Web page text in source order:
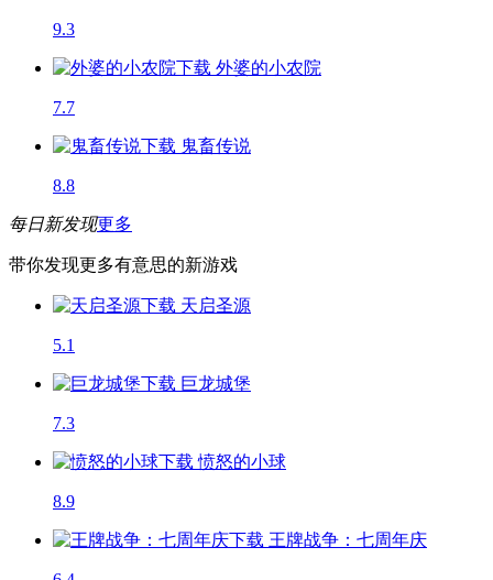
9.3
外婆的小农院
7.7
鬼畜传说
8.8
每日新发现更多
带你发现更多有意思的新游戏
天启圣源
5.1
巨龙城堡
7.3
愤怒的小球
8.9
王牌战争：七周年庆